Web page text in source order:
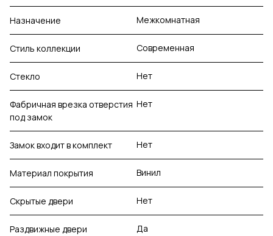
Назначение Межкомнатная
Стиль коллекции Современная
Стекло Нет
Фабричная врезка отверстия
под замок
Нет
Замок входит в комплект Нет
Материал покрытия Винил
Скрытые двери Нет
Раздвижные двери Да